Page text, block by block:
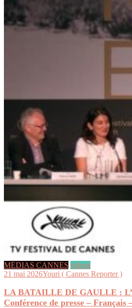
MÉDIAS CANNES videos
21 mai 2026Youri ( Cannes Reporter )
LA BATAILLE DE GAULLE :
Conférence de presse – Français